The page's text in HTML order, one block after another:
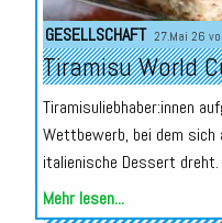
GESELLSCHAFT 27.Mai 26
Tiramisu World
Tiramisuliebhaber:innen
Wettbewerb, bei dem sich
italienische Dessert dreht.
Mehr lesen...